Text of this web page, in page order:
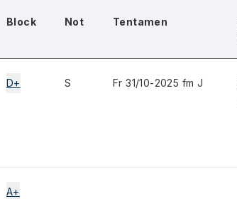
Block Not Tentamen
D+ S Fr 31/10-2025 fm J
A+